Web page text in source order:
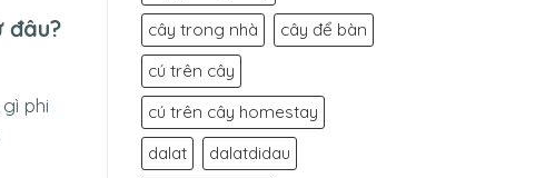
đâu?
phi
cây trong nhà
cây để bàn
cú trên cây
cú trên cây homestay
dalat
dalatdidau